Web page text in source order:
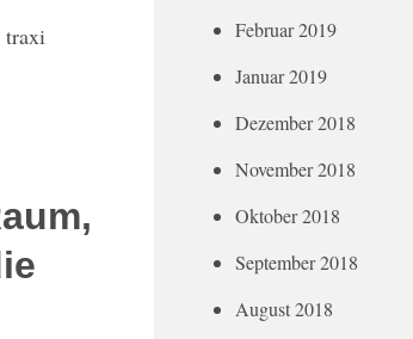
traxi
Februar 2019
Januar 2019
Dezember 2018
November 2018
Oktober 2018
September 2018
August 2018